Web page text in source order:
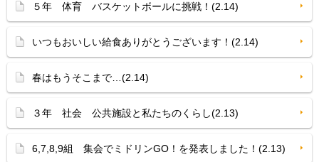
５年 体育 バスケットボールに挑戦！(2.14)
いつもおいしい給食ありがとうございます！(2.14)
春はもうそこまで…(2.14)
３年 社会 公共施設と私たちのくらし(2.13)
6,7,8,9組 集会でミドリンGO！を発表しました！(2.13)